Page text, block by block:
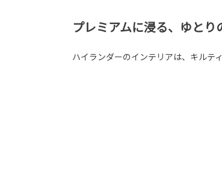
プレミアムに浸る、ゆとり
ハイランダーのインテリアは、キルテ